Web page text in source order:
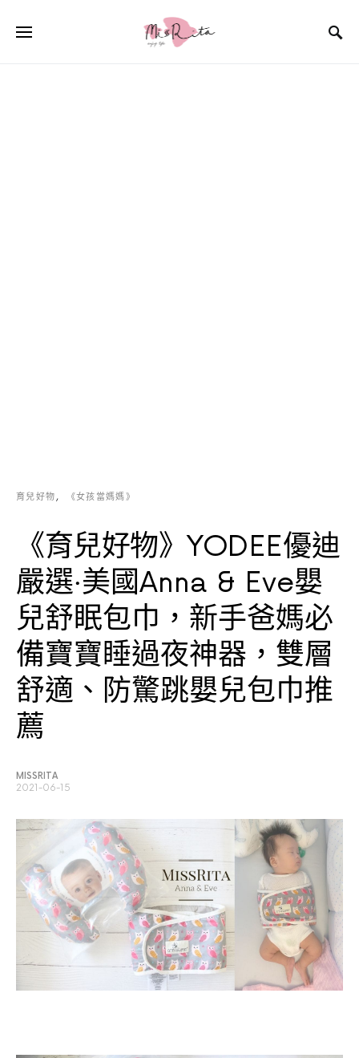
育兒好物 《女孩當媽媽》
《育兒好物》YODEE優迪
嚴選‧美國Anna & Eve嬰
兒舒眠包巾，新手爸媽必
備寶寶睡過夜神器，雙層
舒適、防驚跳嬰兒包巾推
薦
MISSRITA
2021-06-15